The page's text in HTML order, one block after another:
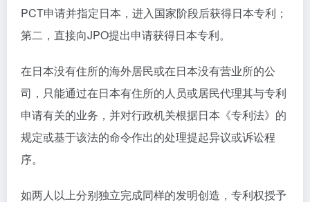
PCT申请并指定日本，进入国家阶段后获得日本专利；
第二，直接向JPO提出申请获得日本专利。
在日本没有住所的海外居民或在日本没有营业所的公
司，只能通过在日本有住所的人员或居民代理其与专利
申请有关的业务，并对行政机关根据日本《专利法》的
规定或基于该法的命令作出的处理提起异议或诉讼程
序。
如两人以上分别独立完成同样的发明创造，专利权授予